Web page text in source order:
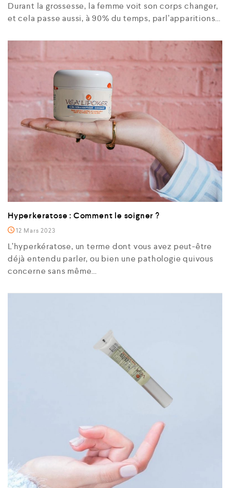
Durant la grossesse, la femme voit son corps changer,
et cela passe aussi, à 90% du temps, parl’apparitions…
Hyperkeratose : Comment le soigner ?
12 Mars 2023
L’hyperkératose, un terme dont vous avez peut-être
déjà entendu parler, ou bien une pathologie quivous
concerne sans même…